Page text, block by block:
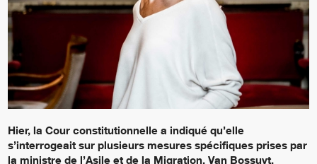
Hier, la Cour constitutionnelle a indiqué qu’elle
s’interrogeait sur plusieurs mesures spécifiques prises par
la ministre de l’Asile et de la Migration, Van Bossuyt,